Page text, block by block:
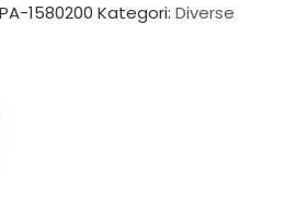
PA-1580200 Kategori: Diverse